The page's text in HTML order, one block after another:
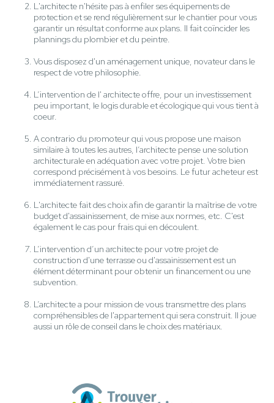
L'architecte n'hésite pas à enfiler ses équipements de
protection et se rend régulièrement sur le chantier pour vous
garantir un résultat conforme aux plans. Il fait coïncider les
plannings du plombier et du peintre.
Vous disposez d'un aménagement unique, novateur dans le
respect de votre philosophie.
L’intervention de l' architecte offre, pour un investissement
peu important, le logis durable et écologique qui vous tient à
coeur.
A contrario du promoteur qui vous propose une maison
similaire à toutes les autres, l’architecte pense une solution
architecturale en adéquation avec votre projet. Votre bien
correspond précisément à vos besoins. Le futur acheteur est
immédiatement rassuré.
L'architecte fait des choix afin de garantir la maîtrise de votre
budget d'assainissement, de mise aux normes, etc. C'est
également le cas pour frais qui en découlent.
L’intervention d’un architecte pour votre projet de
construction d'une terrasse ou d'assainissement est un
élément déterminant pour obtenir un financement ou une
subvention.
L’architecte a pour mission de vous transmettre des plans
compréhensibles de l'appartement qui sera construit. Il joue
aussi un rôle de conseil dans le choix des matériaux.